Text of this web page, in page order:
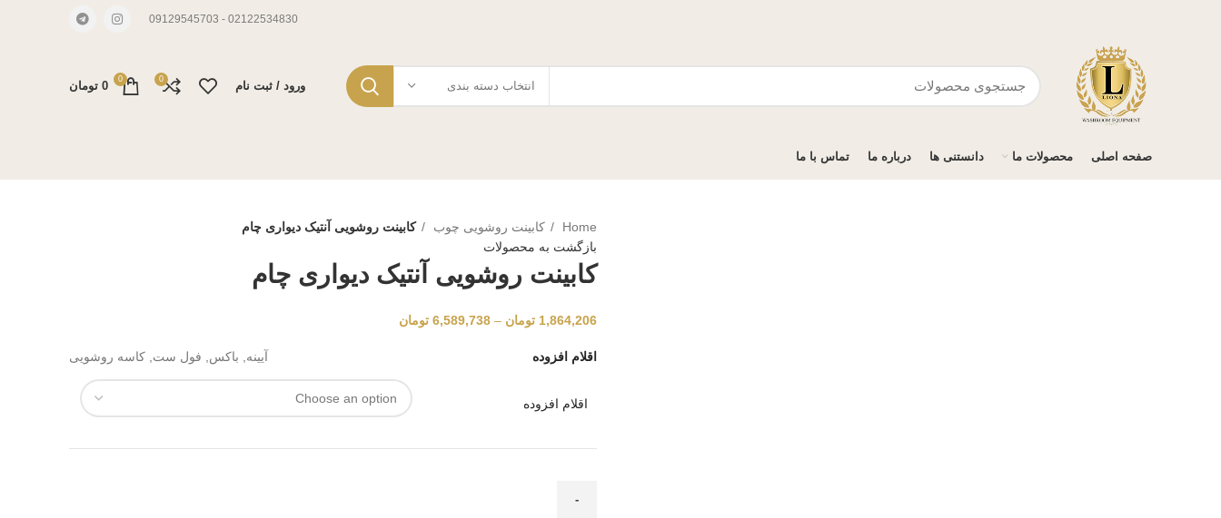
02122534830 - 09129545703
انتخاب دسته بندی ورود / ثبت نام
0
0
0 تومان
صفحه اصلی محصولات ما دانستنی ها درباره ما تماس با ما
Home کابینت روشویی چوب
کابینت روشویی آنتیک دیواری چام
بازگشت به محصولات
کابینت روشویی آنتیک دیواری چام
1,864,206 تومان –
6,589,738 تومان
اقلام افزوده آیینه, باکس, فول ست, کاسه روشویی
اقلام افزوده